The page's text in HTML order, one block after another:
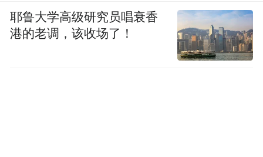
耶鲁大学高级研究员唱衰香
港的老调，该收场了！